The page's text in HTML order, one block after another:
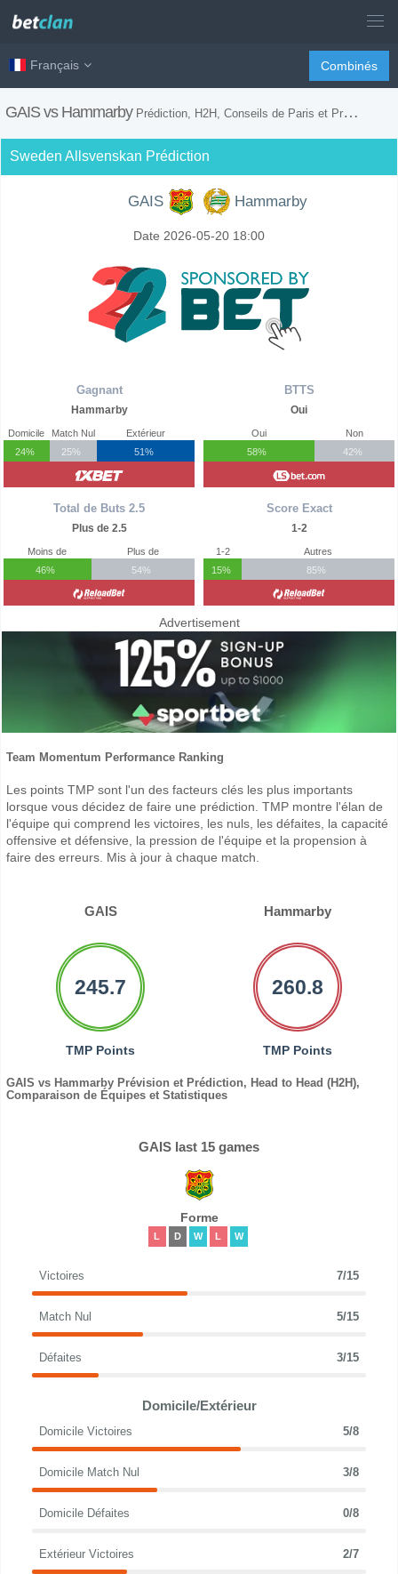
Français Combinés
GAIS vs Hammarby Prédiction, H2H, Conseils de Paris et Prévision du Match
Sweden Allsvenskan Prédiction
GAIS Hammarby
Date 2026-05-20 18:00
Gagnant
Hammarby
Domicile
24%
Match Nul
25%
Extérieur
51%
Total de Buts 2.5
Plus de 2.5
Moins de
46%
Plus de
54%
BTTS
Oui
Oui
58%
Non
42%
Score Exact
1-2
1-2
15%
Autres
85%
Advertisement
Team Momentum Performance Ranking
Les points TMP sont l'un des facteurs clés les plus importants
lorsque vous décidez de faire une prédiction. TMP montre l'élan de
l'équipe qui comprend les victoires, les nuls, les défaites, la capacité
offensive et défensive, la pression de l'équipe et la propension à
faire des erreurs. Mis à jour à chaque match.
GAIS Hammarby
245.7
TMP Points
260.8
TMP Points
GAIS vs Hammarby Prévision et Prédiction, Head to Head (H2H),
Comparaison de Équipes et Statistiques
GAIS last 15 games
Forme
L D W L W
Victoires 7/15
Match Nul 5/15
Défaites 3/15
Domicile/Extérieur
Domicile Victoires 5/8
Domicile Match Nul 3/8
Domicile Défaites 0/8
Extérieur Victoires 2/7